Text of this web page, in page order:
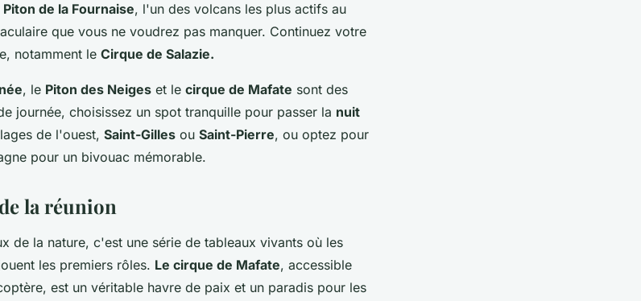
Piton de la Fournaise, l'un des volcans les plus actifs au
que vous ne voudrez pas manquer. Continuez votre
notamment le Cirque de Salazie.
, le Piton des Neiges et le cirque de Mafate sont des
journée, choisissez un spot tranquille pour passer la nuit
de l'ouest, Saint-Gilles ou Saint-Pierre, ou optez pour
pour un bivouac mémorable.
la réunion
de la nature, c'est une série de tableaux vivants où les
les premiers rôles. Le cirque de Mafate, accessible
est un véritable havre de paix et un paradis pour les